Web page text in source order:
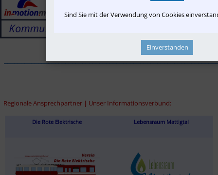
Regionale Ansprechpartner | Unser Informationsverbund:
Die Rote Elektrische Lebensraum Mattigtal
Sind Sie mit der Verwendung von Cookies
Einverstanden